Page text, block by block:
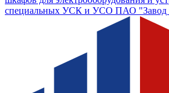
специальных УСК и УСО ПАО "Завод